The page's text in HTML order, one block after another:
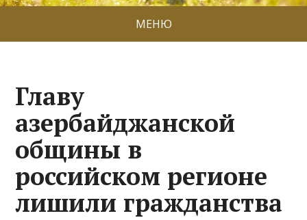
МЕНЮ
Главу
азербайджанской
общины в
российском регионе
лишили гражданства